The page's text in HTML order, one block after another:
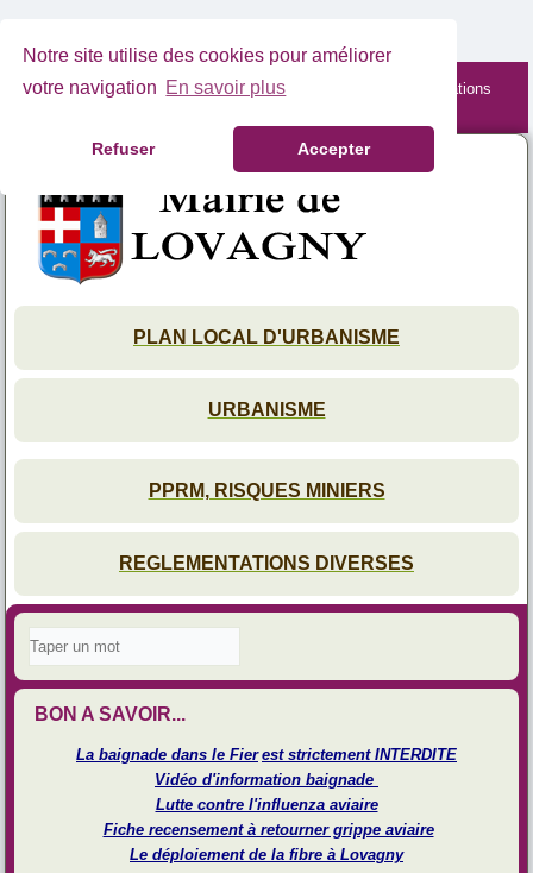
Notre site utilise des cookies pour améliorer
votre navigation En savoir plus
Refuser Accepter
Site mobile en cours de maintenance. Retrouvez les informations
PLAN LOCAL D'URBANISME
URBANISME
PPRM, RISQUES MINIERS
REGLEMENTATIONS DIVERSES
BON A SAVOIR...
La baignade dans le Fier est strictement INTERDITE
Vidéo d'information baignade
Lutte contre l'influenza aviaire
Fiche recensement à retourner grippe aviaire
Le déploiement de la fibre à Lovagny